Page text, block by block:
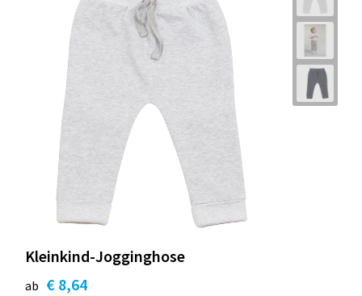
Kleinkind-Jogginghose
ab € 8,64